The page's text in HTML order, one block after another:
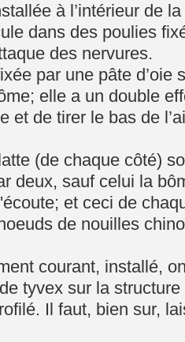
à l’intérieur de
dans des poulies
des nervures.
par une pâte d’oie
elle a un double
et de tirer le bas de
(de chaque côté)
deux, sauf celui la
et ceci de
de nouilles
courant, installé,
tyvex sur la
Il faut, bien sur,